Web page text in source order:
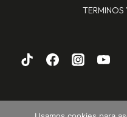
TERMINOS